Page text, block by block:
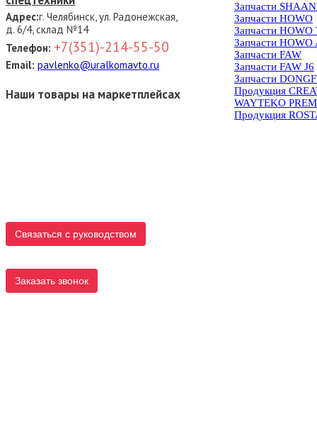
Адрес:г. Челябинск, ул. Радонежская,
д. 6/4, склад №14
Телефон: +7(351)-214-55-50
Email: pavlenko@uralkomavto.ru
Наши товары на маркетплейсах
Связаться с руководством
Заказать звонок
Запчасти
Запчасти HOWO
Запчасти HOWO
Запчасти HOWO
Запчасти FAW
Запчасти FAW J6
Запчасти
Продукция
WAYTEKO
Продукция